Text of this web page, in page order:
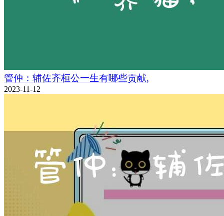
管仲：辅佐齐桓公一生有哪些贡献,
2023-11-12